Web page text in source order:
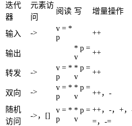
迭代
器
元素访
问
阅读 写 增量操作
输入 ->
v = *
p
++
输出
* p =
v
++
转发 ->
v = *
p
* p =
v
++
双向 ->
v = *
p
* p =
v
++，-
随机
访问
->，[]
v = *
p
* p =
v
++，-，+
=，-=